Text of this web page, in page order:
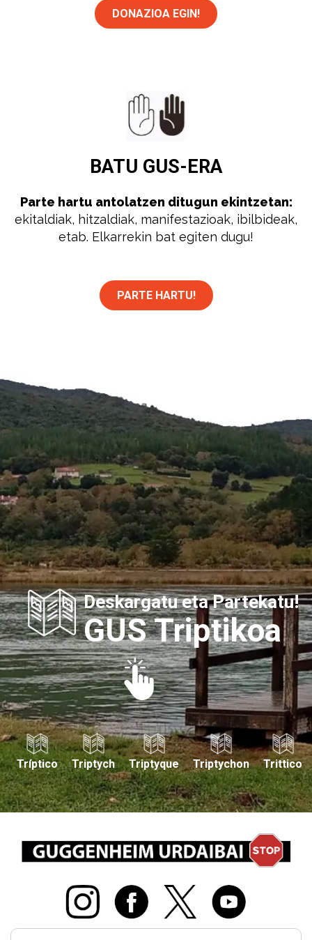
DONAZIOA EGIN!
BATU GUS-ERA
Parte hartu antolatzen ditugun ekintzetan:
ekitaldiak, hitzaldiak, manifestazioak, ibilbideak,
etab. Elkarrekin bat egiten dugu!
PARTE HARTU!
Deskargatu eta Partekatu!
GUS Triptikoa
Tríptico Triptych Triptyque Triptychon Trittico